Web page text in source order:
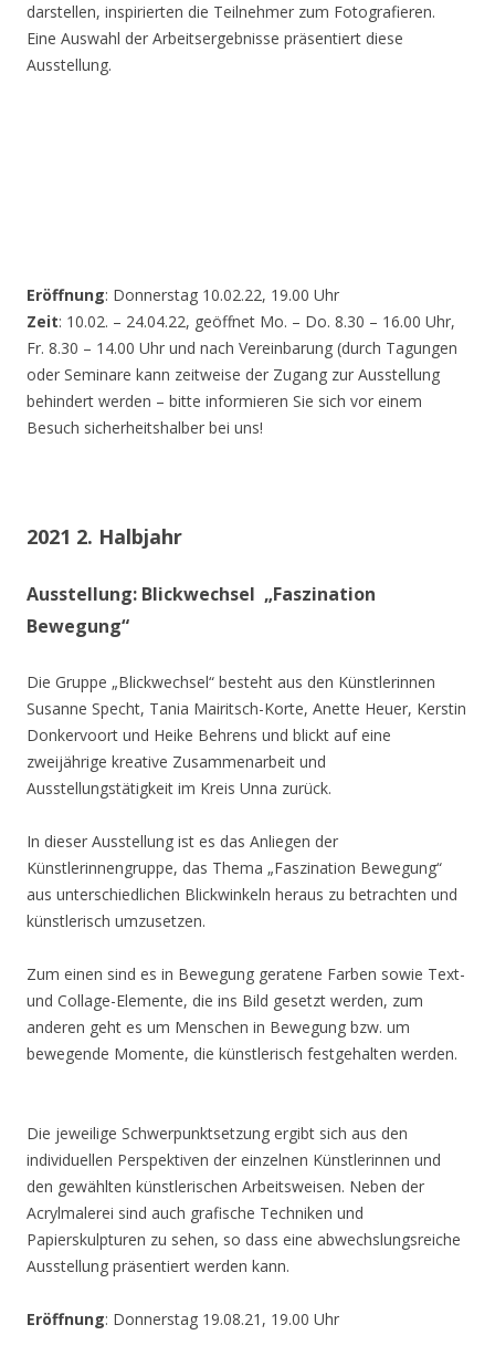
darstellen, inspirierten die Teilnehmer zum Fotografieren.
Eine Auswahl der Arbeitsergebnisse präsentiert diese
Ausstellung.
Eröffnung: Donnerstag 10.02.22, 19.00 Uhr
Zeit: 10.02. – 24.04.22, geöffnet Mo. – Do. 8.30 – 16.00 Uhr,
Fr. 8.30 – 14.00 Uhr und nach Vereinbarung (durch Tagungen
oder Seminare kann zeitweise der Zugang zur Ausstellung
behindert werden – bitte informieren Sie sich vor einem
Besuch sicherheitshalber bei uns!
2021 2. Halbjahr
Ausstellung: Blickwechsel „Faszination
Bewegung“
Die Gruppe „Blickwechsel“ besteht aus den Künstlerinnen
Susanne Specht, Tania Mairitsch-Korte, Anette Heuer, Kerstin
Donkervoort und Heike Behrens und blickt auf eine
zweijährige kreative Zusammenarbeit und
Ausstellungstätigkeit im Kreis Unna zurück.
In dieser Ausstellung ist es das Anliegen der
Künstlerinnengruppe, das Thema „Faszination Bewegung“
aus unterschiedlichen Blickwinkeln heraus zu betrachten und
künstlerisch umzusetzen.
Zum einen sind es in Bewegung geratene Farben sowie Text-
und Collage-Elemente, die ins Bild gesetzt werden, zum
anderen geht es um Menschen in Bewegung bzw. um
bewegende Momente, die künstlerisch festgehalten werden.
Die jeweilige Schwerpunktsetzung ergibt sich aus den
individuellen Perspektiven der einzelnen Künstlerinnen und
den gewählten künstlerischen Arbeitsweisen. Neben der
Acrylmalerei sind auch grafische Techniken und
Papierskulpturen zu sehen, so dass eine abwechslungsreiche
Ausstellung präsentiert werden kann.
Eröffnung: Donnerstag 19.08.21, 19.00 Uhr